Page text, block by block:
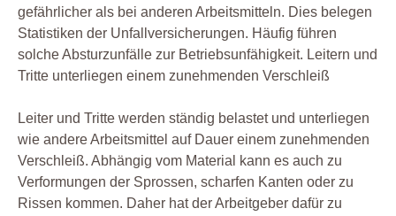
gefährlicher als bei anderen Arbeitsmitteln. Dies belegen
Statistiken der Unfallversicherungen. Häufig führen
solche Absturzunfälle zur Betriebsunfähigkeit. Leitern und
Tritte unterliegen einem zunehmenden Verschleiß
Leiter und Tritte werden ständig belastet und unterliegen
wie andere Arbeitsmittel auf Dauer einem zunehmenden
Verschleiß. Abhängig vom Material kann es auch zu
Verformungen der Sprossen, scharfen Kanten oder zu
Rissen kommen. Daher hat der Arbeitgeber dafür zu